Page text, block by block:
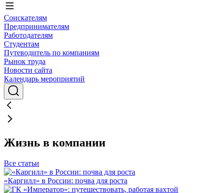
Соискателям
Предпринимателям
Работодателям
Студентам
Путеводитель по компаниям
Рынок труда
Новости сайта
Календарь мероприятий
Жизнь в компании
Все статьи
«Каргилл» в России: почва для роста